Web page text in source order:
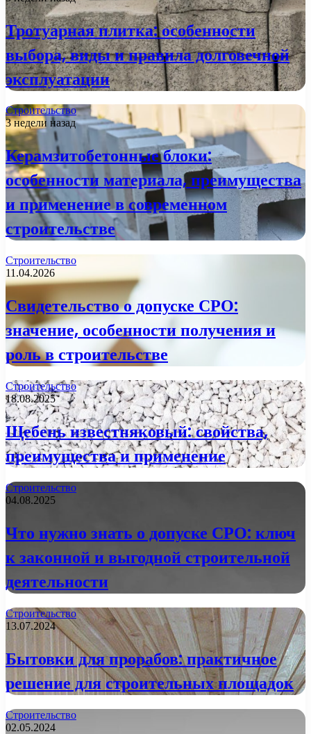
Тротуарная плитка: особенности
выбора, виды и правила долговечной
эксплуатации
Строительство
3 недели назад
Керамзитобетонные блоки:
особенности материала, преимущества
и применение в современном
строительстве
Строительство
11.04.2026
Свидетельство о допуске СРО:
значение, особенности получения и
роль в строительстве
Строительство
18.08.2025
Щебень известняковый: свойства,
преимущества и применение
Строительство
04.08.2025
Что нужно знать о допуске СРО: ключ
к законной и выгодной строительной
деятельности
Строительство
13.07.2024
Бытовки для прорабов: практичное
решение для строительных площадок
Строительство
02.05.2024